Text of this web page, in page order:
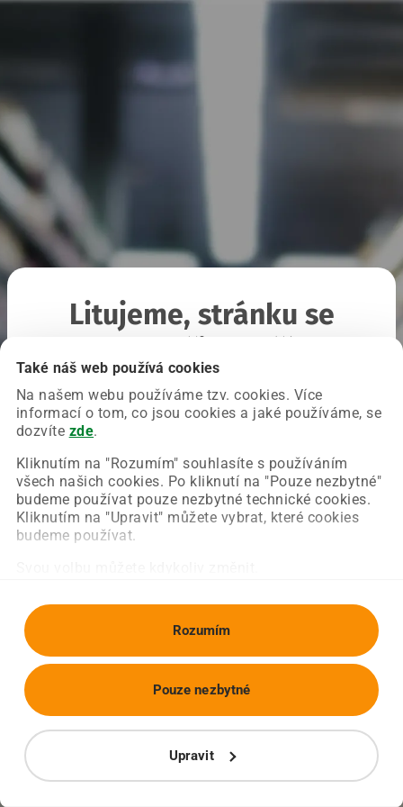
Také náš web používá cookies
Na našem webu používáme tzv. cookies. Více
informací o tom, co jsou cookies a jaké používáme, se
dozvíte zde.
Kliknutím na "Rozumím" souhlasíte s používáním
všech našich cookies. Po kliknutí na "Pouze nezbytné"
budeme používat pouze nezbytné technické cookies.
Kliknutím na "Upravit" můžete vybrat, které cookies
budeme používat.
Rozumím
Upravit
Pouze nezbytné
Litujeme, stránku se
Chyba nastala na naší straně a už ji opravujeme.
Zkuste prosím znovu načíst požadovanou stránku.
Obnovit stránku Úvodní strana